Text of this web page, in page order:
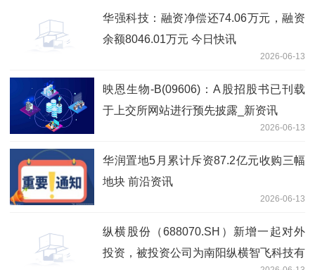
华强科技：融资净偿还74.06万元，融资
余额8046.01万元 今日快讯
2026-06-13
映恩生物-B(09606)：A股招股书已刊载
于上交所网站进行预先披露_新资讯
2026-06-13
华润置地5月累计斥资87.2亿元收购三幅
地块 前沿资讯
2026-06-13
纵横股份（688070.SH）新增一起对外
投资，被投资公司为南阳纵横智飞科技有